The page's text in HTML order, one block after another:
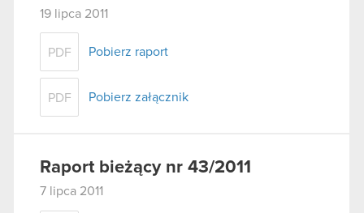
19 lipca 2011
PDF Pobierz raport
PDF Pobierz załącznik
Raport bieżący nr 43/2011
7 lipca 2011